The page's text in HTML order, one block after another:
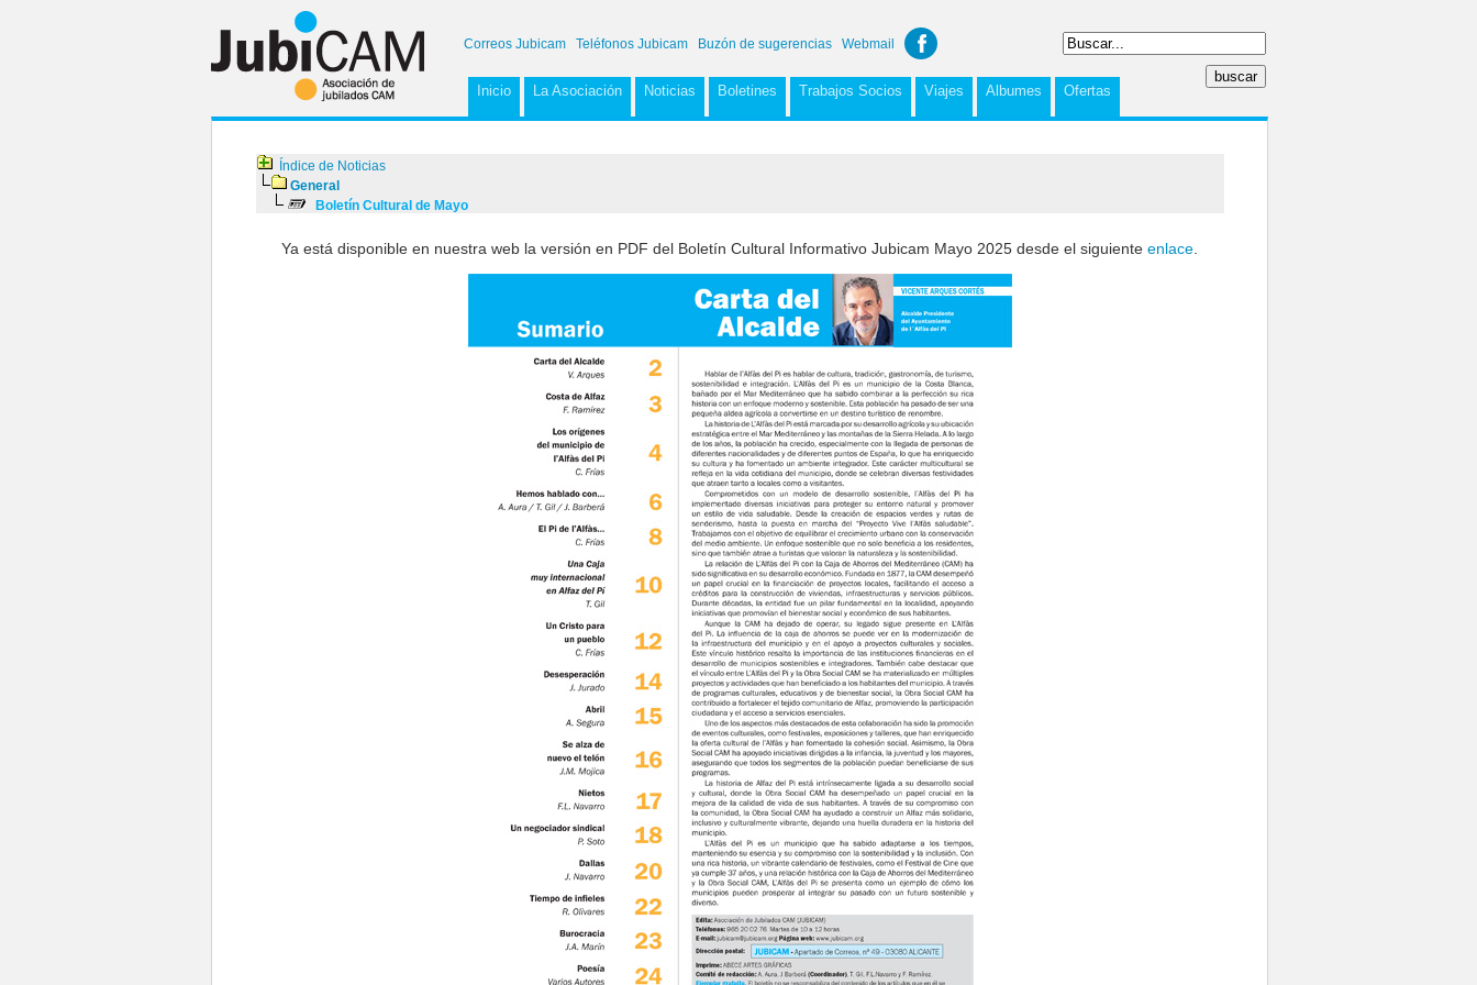
Correos Jubicam Teléfonos Jubicam Buzón de sugerencias Webmail
Inicio La Asociación Noticias Boletines Trabajos Socios Viajes Albumes Ofertas
Índice de Noticias
General
Boletín Cultural de Mayo
Ya está disponible en nuestra web la versión en PDF del Boletín Cultural Informativo Jubicam Mayo 2025 desde el siguiente enlace